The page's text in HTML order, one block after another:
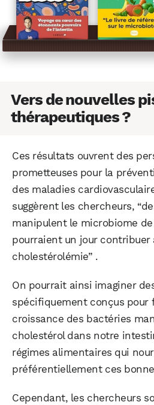
Vers de nouvelles
thérapeutiques ?
Ces résultats ouvrent des
prometteuses pour la
des maladies
suggèrent les chercheurs,
manipulent le microbiome
pourraient un jour contribuer
cholestérolémie” .
On pourrait ainsi imaginer
spécifiquement conçus pour
croissance des bactéries
cholestérol dans notre
régimes alimentaires qui
préférentiellement ces
Cependant, les chercheurs
WhatsApp Telegram